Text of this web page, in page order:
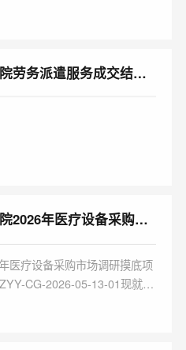
劳务派遣服务成交结果
2026年医疗设备采购市
医疗设备采购市场调研摸底项
CG-2026-05-13-01现就我